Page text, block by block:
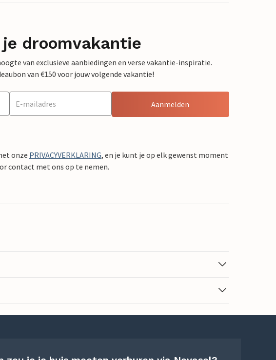
droomvakantie
van exclusieve aanbiedingen en verse vakantie-inspiratie.
van €150 voor jouw volgende vakantie!
Aanmelden
onze PRIVACYVERKLARING, en je kunt je op elk gewenst moment
contact met ons op te nemen.